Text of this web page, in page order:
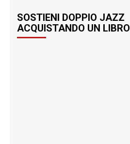
SOSTIENI DOPPIO JAZZ
ACQUISTANDO UN LIBRO